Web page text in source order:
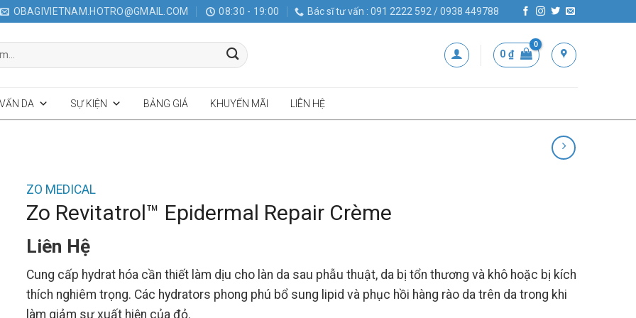
OBAGIVIETNAM.HOTRO@GMAIL.COM 08:30 - 19:00 Bác sĩ tư vấn : 091 2222 592 / 0938 449788
0₫
DA SỰ KIỆN BẢNG GIÁ KHUYẾN MÃI LIÊN HỆ
ZO MEDICAL
Zo Revitatrol™ Epidermal Repair Crème
Liên Hệ
Cung cấp hydrat hóa cần thiết làm dịu cho làn da sau phẫu thuật, da bị tổn thương và khô hoặc bị kích
thích nghiêm trọng. Các hydrators phong phú bổ sung lipid và phục hồi hàng rào da trên da trong khi
làm giảm sự xuất hiện của đỏ.